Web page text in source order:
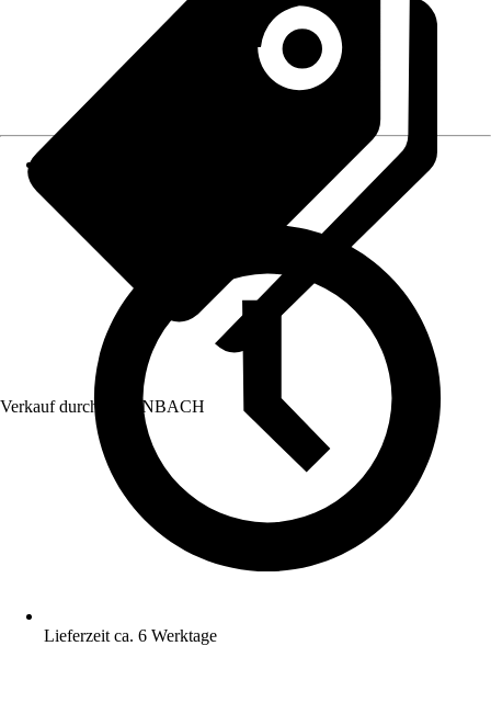
Verkauf durch: HORNBACH
Lieferzeit ca. 6 Werktage